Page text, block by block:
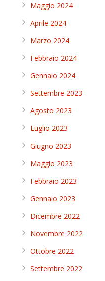
Maggio 2024
Aprile 2024
Marzo 2024
Febbraio 2024
Gennaio 2024
Settembre 2023
Agosto 2023
Luglio 2023
Giugno 2023
Maggio 2023
Febbraio 2023
Gennaio 2023
Dicembre 2022
Novembre 2022
Ottobre 2022
Settembre 2022